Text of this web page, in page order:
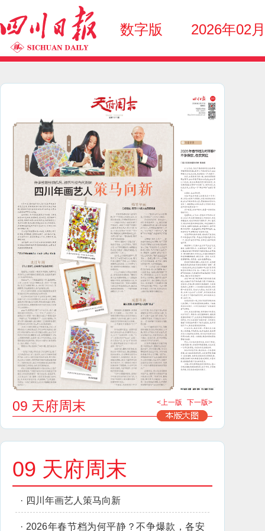
数字版 2026年02
09 天府周末 <上一版 下一版>
09 天府周末
· 四川年画艺人策马向新
· 2026年春节档为何平静？不争爆款，各安